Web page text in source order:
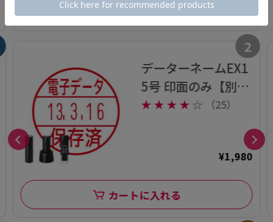
印面設定
2
データーネームEX1
5号 印面のみ【別注
品】
★ ★ ★ ★ ☆ （25）
¥1,980
カートに入れる